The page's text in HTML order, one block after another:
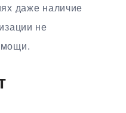
даже наличие
не